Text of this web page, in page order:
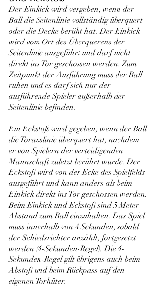
Der Einkick wird vergeben, wenn der
Ball die Seitenlinie vollständig überquert
oder die Decke berüht hat. Der Einkick
wird vom Ort des Überquerens der
Seitenlinie ausgeführt und darf nicht
direkt ins Tor geschossen werden. Zum
Zeitpunkt der Ausführung muss der Ball
ruhen und es darf sich nur der
ausführende Spieler außerhalb der
Seitenlinie befinden.
Ein Eckstoß wird gegeben, wenn der Ball
die Torauslinie überquert hat, nachdem
er von Spielern der verteidigenden
Mannschaft zuletzt berührt wurde. Der
Eckstoß wird von der Ecke des Spielfelds
ausgeführt und kann anders als beim
Einkick direkt ins Tor geschossen werden.
Beim Einkick und Eckstoß sind 5 Meter
Abstand zum Ball einzuhalten. Das Spiel
muss innerhalb von 4 Sekunden, sobald
der Schiedsrichter anzählt, fortgesetzt
werden (4-Sekunden-Regel). Die 4-
Sekunden-Regel gilt übrigens auch beim
Abstoß und beim Rückpass auf den
eigenen Torhüter.